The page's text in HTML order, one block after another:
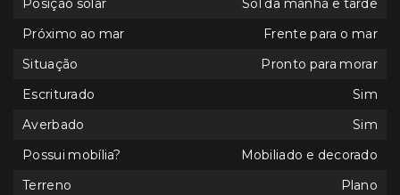
Posição solar
Sol da manhã e tarde
Próximo ao mar
Frente para o mar
Situação
Pronto para morar
Escriturado
Sim
Averbado
Sim
Possui mobília?
Mobiliado e decorado
Terreno
Plano